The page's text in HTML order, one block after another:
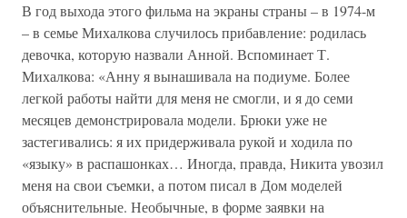
В год выхода этого фильма на экраны страны – в 1974-м
– в семье Михалкова случилось прибавление: родилась
девочка, которую назвали Анной. Вспоминает Т.
Михалкова: «Анну я вынашивала на подиуме. Более
легкой работы найти для меня не смогли, и я до семи
месяцев демонстрировала модели. Брюки уже не
застегивались: я их придерживала рукой и ходила по
«языку» в распашонках… Иногда, правда, Никита увозил
меня на свои съемки, а потом писал в Дом моделей
объяснительные. Необычные, в форме заявки на